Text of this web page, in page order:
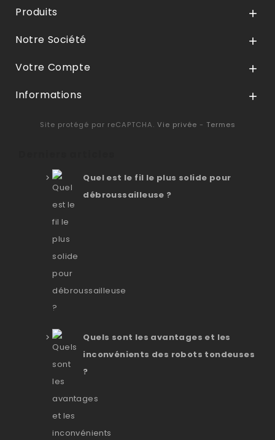
Produits 
Notre Société 
Votre Compte 
Informations 
Site protégé par reCAPTCHA. Vie privée - Termes
Quel est le fil le plus solide pour
débroussailleuse ?
Quels sont les avantages et les
inconvénients des robots tondeuses
?